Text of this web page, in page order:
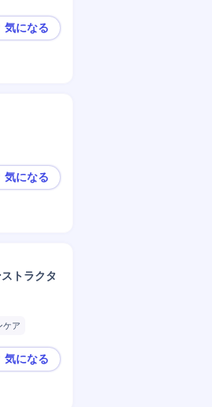
【袋井市/化粧品の製造業務】未
気になる
第二新卒歓迎【岩手/品質技術】
気になる
トラクタ
ケア
【未経験から美容のプロへ】＼
気になる